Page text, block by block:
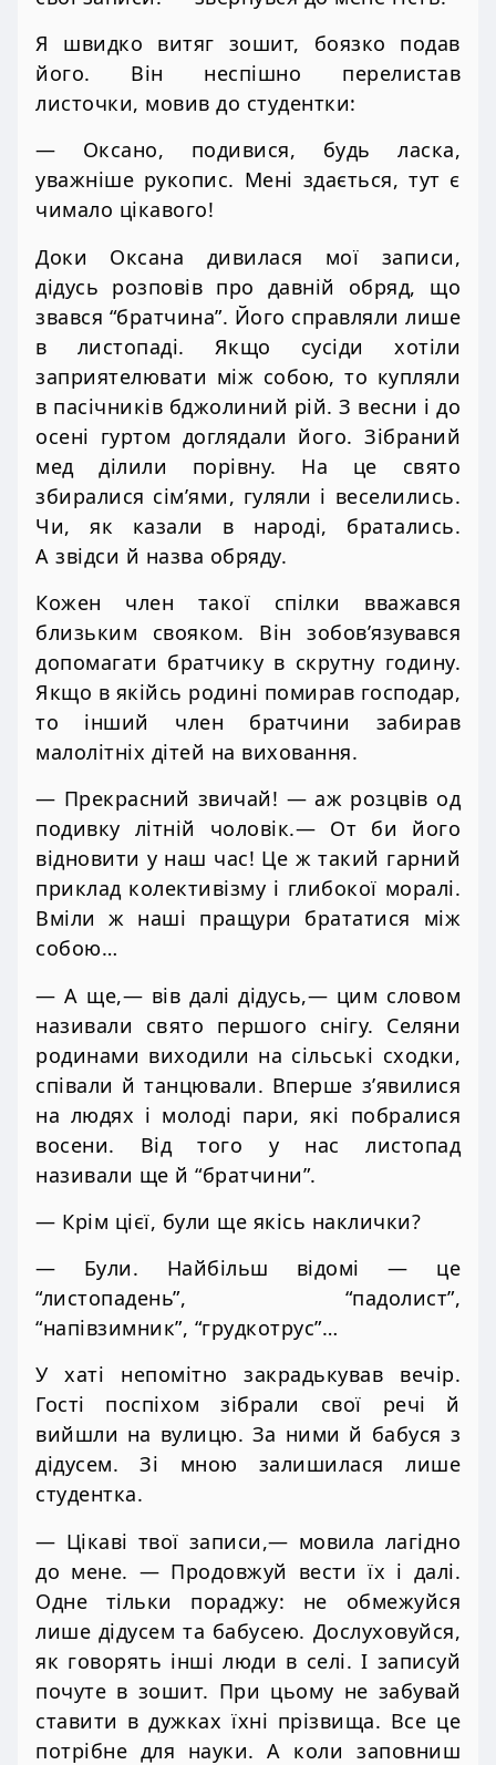
Я швидко витяг зошит, боязко подав
його. Він неспішно перелистав
листочки, мовив до студентки:
— Оксано, подивися, будь ласка,
уважніше рукопис. Мені здається, тут є
чимало цікавого!
Доки Оксана дивилася мої записи,
дідусь розповів про давній обряд, що
звався “братчина”. Його справляли лише
в листопаді. Якщо сусіди хотіли
заприятелювати між собою, то купляли
в пасічників бджолиний рій. З весни і до
осені гуртом доглядали його. Зібраний
мед ділили порівну. На це свято
збиралися сім’ями, гуляли і веселились.
Чи, як казали в народі, братались.
А звідси й назва обряду.
Кожен член такої спілки вважався
близьким свояком. Він зобов’язувався
допомагати братчику в скрутну годину.
Якщо в якійсь родині помирав господар,
то інший член братчини забирав
малолітніх дітей на виховання.
— Прекрасний звичай! — аж розцвів од
подивку літній чоловік.— От би його
відновити у наш час! Це ж такий гарний
приклад колективізму і глибокої моралі.
Вміли ж наші пращури брататися між
собою…
— А ще,— вів далі дідусь,— цим словом
називали свято першого снігу. Селяни
родинами виходили на сільські сходки,
співали й танцювали. Вперше з’явилися
на людях і молоді пари, які побралися
восени. Від того у нас листопад
називали ще й “братчини”.
— Крім цієї, були ще якісь наклички?
— Були. Найбільш відомі — це
“листопадень”, “падолист”,
“напівзимник”, “грудкотрус”…
У хаті непомітно закрадькував вечір.
Гості поспіхом зібрали свої речі й
вийшли на вулицю. За ними й бабуся з
дідусем. Зі мною залишилася лише
студентка.
— Цікаві твої записи,— мовила лагідно
до мене. — Продовжуй вести їх і далі.
Одне тільки пораджу: не обмежуйся
лише дідусем та бабусею. Дослуховуйся,
як говорять інші люди в селі. І записуй
почуте в зошит. При цьому не забувай
ставити в дужках їхні прізвища. Все це
потрібне для науки. А коли заповниш